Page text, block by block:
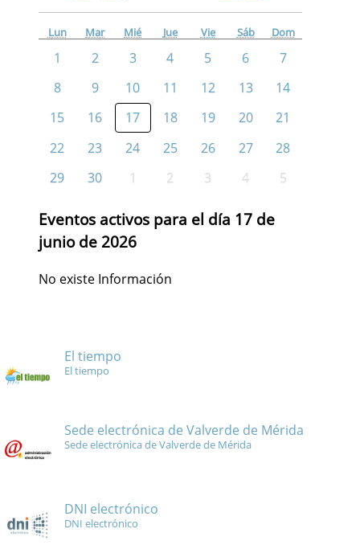
Lun Mar Mié Jue Vie Sáb Dom
1 2 3 4 5 6
7
8
9 10 11 12 13
14
15
16 17 18 19 20
21
22
23 24 25 26 27
28
29
30 1 2 3 4 5
Eventos activos para el día 17 de
junio de 2026
No existe Información
El tiempo
El tiempo
Sede electrónica de Valverde de Mérida
Sede electrónica de Valverde de Mérida
DNI electrónico
DNI electrónico